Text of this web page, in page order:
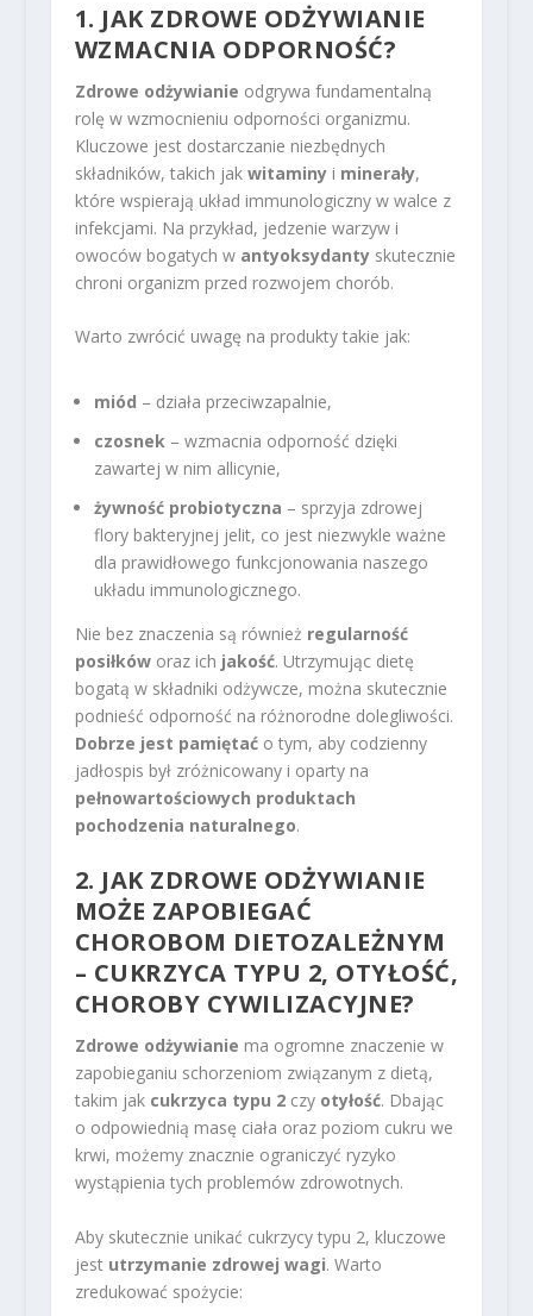
1. JAK ZDROWE ODŻYWIANIE
WZMACNIA ODPORNOŚĆ?
Zdrowe odżywianie odgrywa fundamentalną
rolę w wzmocnieniu odporności organizmu.
Kluczowe jest dostarczanie niezbędnych
składników, takich jak witaminyi minerały,
które wspierają układ immunologiczny w walce z
infekcjami. Na przykład, jedzenie warzyw i
owoców bogatych w antyoksydantyskutecznie
chroni organizm przed rozwojem chorób.
Warto zwrócić uwagę na produkty takie jak:
miód – działa przeciwzapalnie,
czosnek– wzmacnia odporność dzięki
zawartej w nim allicynie,
żywność probiotyczna – sprzyja zdrowej
flory bakteryjnej jelit, co jest niezwykle ważne
dla prawidłowego funkcjonowania naszego
układu immunologicznego.
Nie bez znaczenia są również regularność
posiłkóworaz ich jakość. Utrzymując dietę
bogatą w składniki odżywcze, można skutecznie
podnieść odporność na różnorodne dolegliwości.
Dobrze jest pamiętaćo tym, aby codzienny
jadłospis był zróżnicowany i oparty na
pełnowartościowych produktach
pochodzenia naturalnego.
2. JAK ZDROWE ODŻYWIANIE
MOŻE ZAPOBIEGAĆ
CHOROBOM DIETOZALEŻNYM
– CUKRZYCA TYPU 2, OTYŁOŚĆ,
CHOROBY CYWILIZACYJNE?
Zdrowe odżywianie ma ogromne znaczenie w
zapobieganiu schorzeniom związanym z dietą,
takim jak cukrzyca typu 2czy otyłość. Dbając
o odpowiednią masę ciała oraz poziom cukru we
krwi, możemy znacznie ograniczyć ryzyko
wystąpienia tych problemów zdrowotnych.
Aby skutecznie unikać cukrzycy typu 2, kluczowe
jest utrzymanie zdrowej wagi. Warto
zredukować spożycie: